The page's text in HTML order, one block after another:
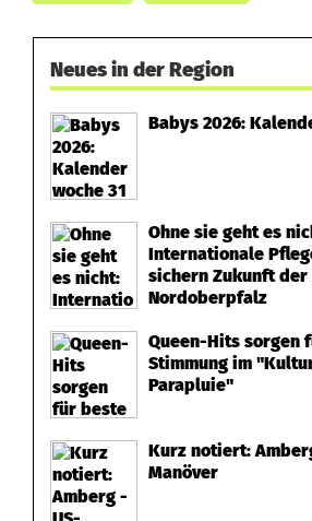
Neues in der Region
Babys 2026:
Ohne sie geht es
Internationale
sichern Zukunft
Nordoberpfalz
Queen-Hits sorgen
Stimmung im
Parapluie"
Kurz notiert:
Manöver